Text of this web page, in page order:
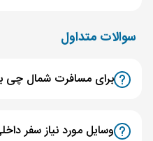
سوالات متداول
برای مسافرت شمال چی
وسایل مورد نیاز سفر